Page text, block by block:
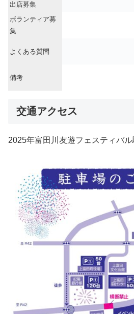
出店募集
ボランティア募
集
よくある質問
備考
交通アクセス
2025年富田川友遊フェスティバ